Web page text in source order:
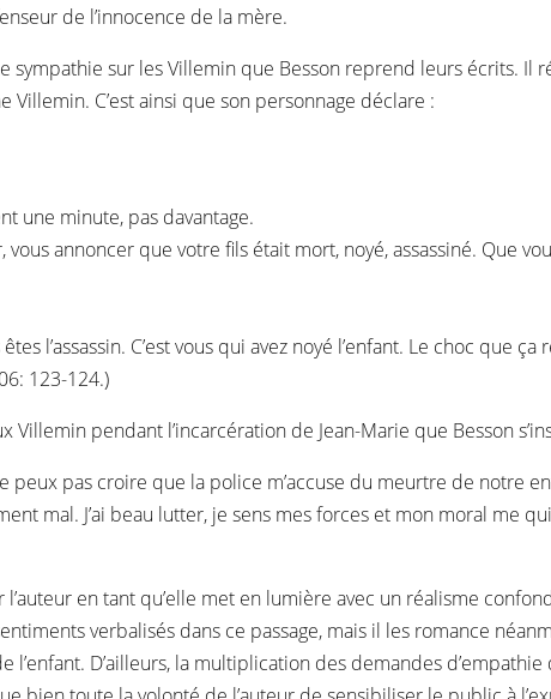
de l’innocence de la mère.
sympathie sur les Villemin que Besson reprend leurs écrits. Il
C’est ainsi que son personnage déclare :
une minute, pas davantage.
annoncer que votre fils était mort, noyé, assassiné. Que
l’assassin. C’est vous qui avez noyé l’enfant. Le choc que
123-124.)
pendant l’incarcération de Jean-Marie que Besson
peux pas croire que la police m’accuse du meurtre de notre
mal. J’ai beau lutter, je sens mes forces et mon moral me
en tant qu’elle met en lumière avec un réalisme
verbalisés dans ce passage, mais il les romance
D’ailleurs, la multiplication des demandes